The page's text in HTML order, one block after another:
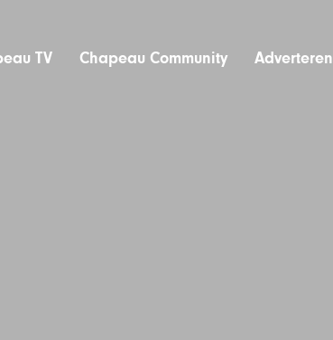
TV Chapeau Community Adverteren